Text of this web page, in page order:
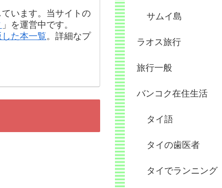
います。当サイトの
」を運営中です。
た本一覧。詳細なプ
サムイ島
ラオス旅行
旅行一般
バンコク在住生活
タイ語
タイの歯医者
タイでランニング